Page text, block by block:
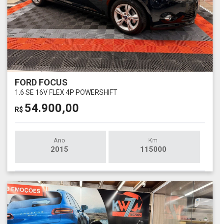
FORD FOCUS
1.6 SE 16V FLEX 4P POWERSHIFT
R$ 54.900,00
Ano
2015
Km
115000